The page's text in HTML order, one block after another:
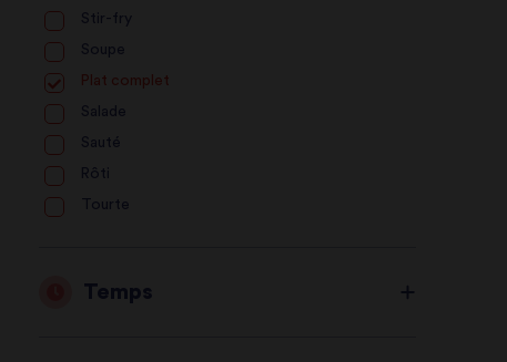
Stir-fry
Soupe
Plat complet
Salade
Sauté
Rôti
Tourte
Temps